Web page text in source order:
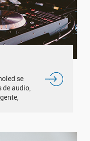
se
audio,